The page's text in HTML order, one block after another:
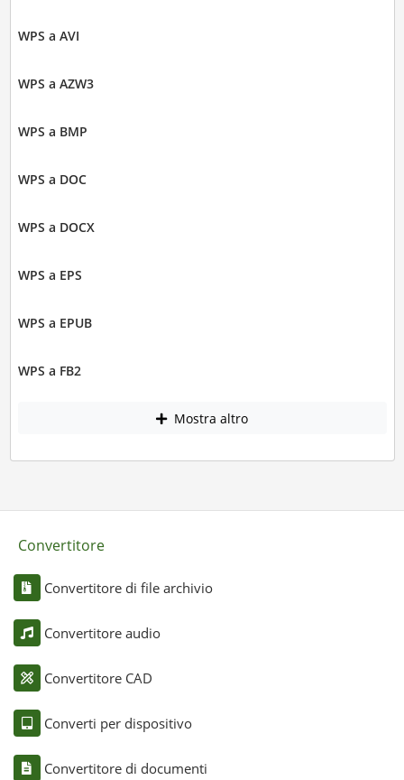
WPS a AVI
WPS a AZW3
WPS a BMP
WPS a DOC
WPS a DOCX
WPS a EPS
WPS a EPUB
WPS a FB2
Mostra altro
Convertitore
Convertitore di file archivio
Convertitore audio
Convertitore CAD
Converti per dispositivo
Convertitore di documenti